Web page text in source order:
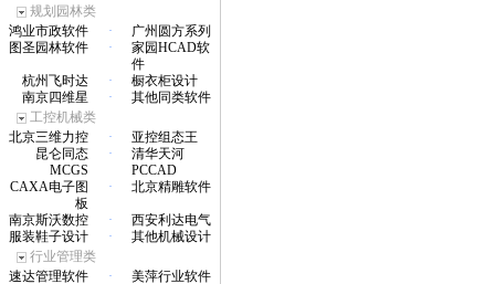
规划园林类
鸿业市政软件
·
广州圆方系列
图圣园林软件
·
家园HCAD软
件
杭州飞时达
·
橱衣柜设计
南京四维星
·
其他同类软件
工控机械类
北京三维力控
·
亚控组态王
昆仑同态
MCGS
·
清华天河
PCCAD
CAXA电子图
板
· 北京精雕软件
南京斯沃数控 ·
西安利达电气
服装鞋子设计
·
其他机械设计
行业管理类
速达管理软件
·
美萍行业软件